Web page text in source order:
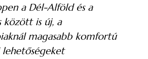
a Dél-Alföld és a
között is új, a
magasabb komfortú
lehetőségeket